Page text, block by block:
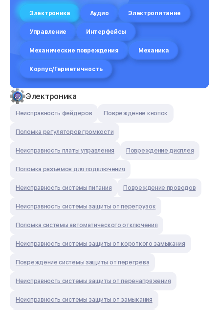
Электроника Аудио Электропитание
Управление Интерфейсы
Механические повреждения Механика
Корпус/Герметичность
Электроника
Неисправность фейдеров Повреждение кнопок
Поломка регуляторов громкости
Неисправность платы управления Повреждение дисплея
Поломка разъемов для подключения
Неисправность системы питания Повреждение проводов
Неисправность системы защиты от перегрузок
Поломка системы автоматического отключения
Неисправность системы защиты от короткого замыкания
Повреждение системы защиты от перегрева
Неисправность системы защиты от перенапряжения
Неисправность системы защиты от замыкания